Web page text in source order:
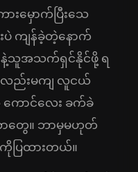
ားမှောက်ပြီးသေ
ကျန်ခဲ့တဲ့နောက်
သူအသက်ရှင်နိုင်ဖို့ ရ
လည်းမကျ လူငယ်
ကောင်လေး ခက်ခဲ
တွေ။ ဘာမှမဟုတ်
ပြထားတယ်။